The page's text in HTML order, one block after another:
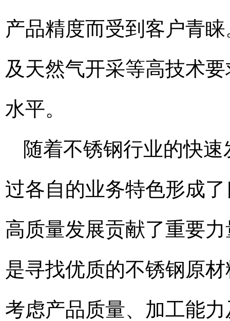
产品精度而受到客户青
及天然气开采等高技术
水平。
随着不锈钢行业的快
过各自的业务特色形成
高质量发展贡献了重要
是寻找优质的不锈钢原
考虑产品质量、加工能